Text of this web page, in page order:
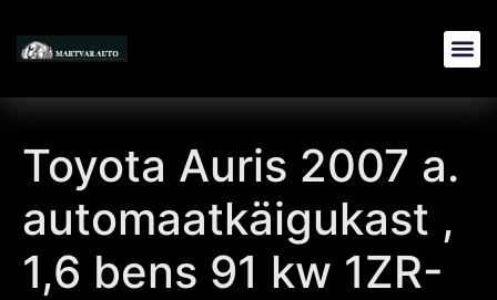
Toyota Auris 2007 a.
automaatkäigukast ,
1,6 bens 91 kw 1ZR-